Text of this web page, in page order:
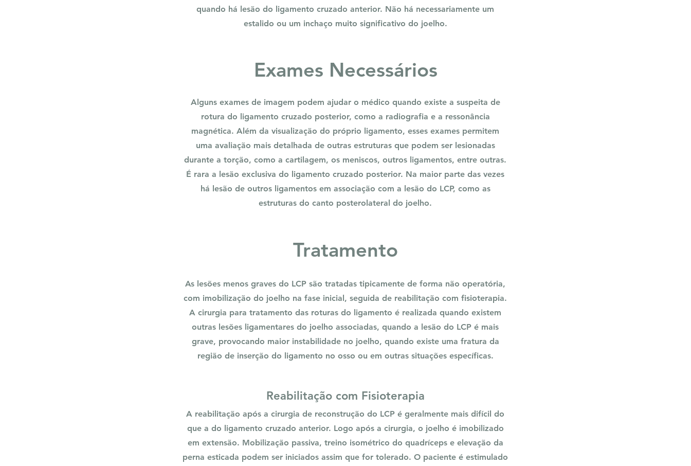
quando há lesão do ligamento cruzado anterior. Não há necessariamente um
estalido ou um inchaço muito significativo do joelho.
Exames Necessários
Alguns exames de imagem podem ajudar o médico quando existe a suspeita de
rotura do ligamento cruzado posterior, como a radiografia e a ressonância
magnética. Além da visualização do próprio ligamento, esses exames permitem
uma avaliação mais detalhada de outras estruturas que podem ser lesionadas
durante a torção, como a cartilagem, os meniscos, outros ligamentos, entre outras.
É rara a lesão exclusiva do ligamento cruzado posterior. Na maior parte das vezes
há lesão de outros ligamentos em associação com a lesão do LCP, como as
estruturas do canto posterolateral do joelho.
Tratamento
As lesões menos graves do LCP são tratadas tipicamente de forma não operatória,
com imobilização do joelho na fase inicial, seguida de reabilitação com fisioterapia.
A cirurgia para tratamento das roturas do ligamento é realizada quando existem
outras lesões ligamentares do joelho associadas, quando a lesão do LCP é mais
grave, provocando maior instabilidade no joelho, quando existe uma fratura da
região de inserção do ligamento no osso ou em outras situações específicas.
Reabilitação com Fisioterapia
A reabilitação após a cirurgia de reconstrução do LCP é geralmente mais difícil do
que a do ligamento cruzado anterior. Logo após a cirurgia, o joelho é imobilizado
em extensão. Mobilização passiva, treino isométrico do quadríceps e elevação da
perna esticada podem ser iniciados assim que for tolerado. O paciente é estimulado